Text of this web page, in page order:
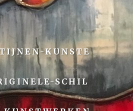
KUNSTE
SCHIL